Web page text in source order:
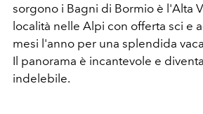
sorgono i Bagni di Bormio è l'Alta
località nelle Alpi con offerta sci e
mesi l'anno per una splendida
Il panorama è incantevole e
indelebile.